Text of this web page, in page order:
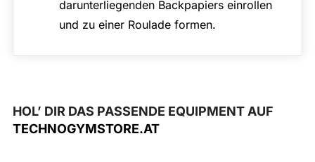
darunterliegenden Backpapiers einrollen
und zu einer Roulade formen.
HOL’ DIR DAS PASSENDE EQUIPMENT AUF
TECHNOGYMSTORE.AT